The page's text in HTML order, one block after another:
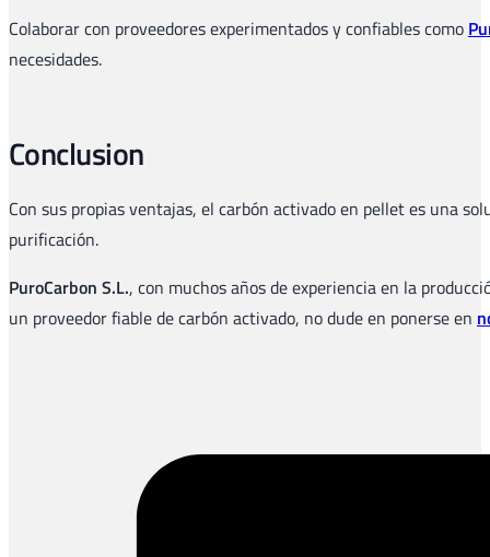
Colaborar con proveedores experimentados y confiables como
necesidades.
Conclusion
Con sus propias ventajas, el carbón activado en pellet es una
purificación.
PuroCarbon S.L., con muchos años de experiencia en la
un proveedor fiable de carbón activado, no dude en ponerse en